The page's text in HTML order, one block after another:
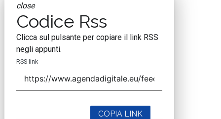
close
Codice Rss
Clicca sul pulsante per copiare il link RSS
negli appunti.
RSS link
COPIA LINK